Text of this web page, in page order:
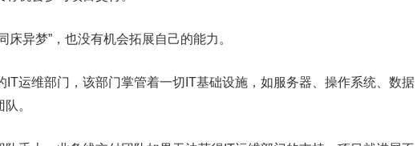
异梦”，也没有机会拓展自己的能力。
运维部门，该部门掌管着一切IT基础设施，如服务器、操作系统、数据
。